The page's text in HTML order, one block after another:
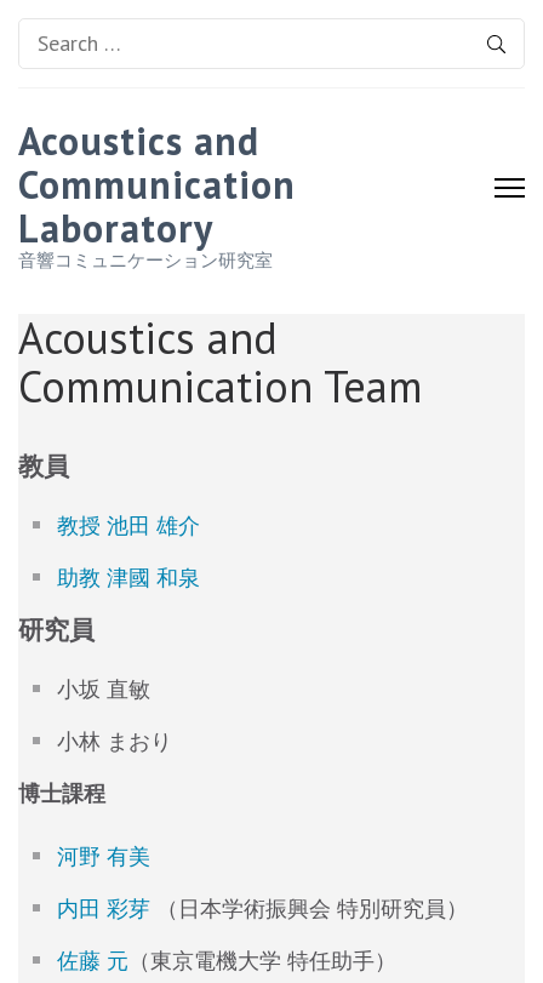
Search
for:
Acoustics and
Communication
Laboratory
音響コミュニケーション研究室
Acoustics and
Communication Team
教員
教授 池田 雄介
助教 津國 和泉
研究員
小坂 直敏
小林 まおり
博士課程
河野 有美
内田 彩芽 （日本学術振興会 特別研究員）
佐藤 元 （東京電機大学 特任助手）